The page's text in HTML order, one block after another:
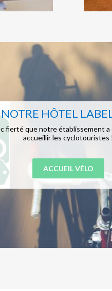
NOTRE HÔTEL
fierté que notre établissement a
accueillir les cyclotouristes
ACCUEIL VÉLO